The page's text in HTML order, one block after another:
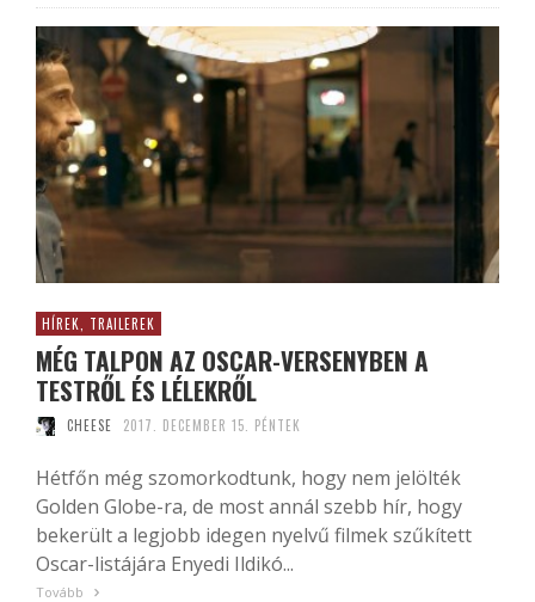
HÍREK, TRAILEREK
MÉG TALPON AZ OSCAR-VERSENYBEN A
TESTRŐL ÉS LÉLEKRŐL
CHEESE 2017. DECEMBER 15. PÉNTEK
Hétfőn még szomorkodtunk, hogy nem jelölték
Golden Globe-ra, de most annál szebb hír, hogy
bekerült a legjobb idegen nyelvű filmek szűkített
Oscar-listájára Enyedi Ildikó...
Tovább